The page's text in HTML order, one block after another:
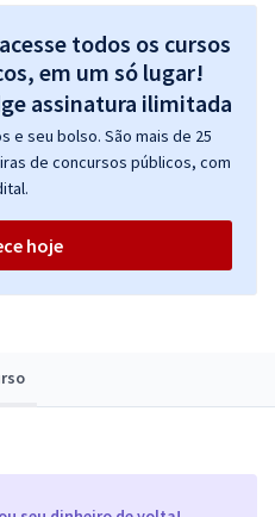
todos os cursos
em um só lugar!
e seu bolso. São mais de 25
de concursos públicos, com
hoje